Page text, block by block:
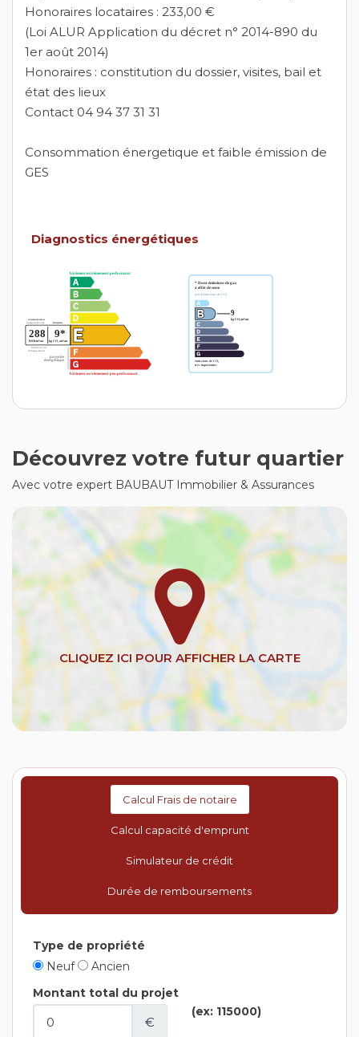
Honoraires locataires : 233,00 €
(Loi ALUR Application du décret n° 2014-890 du
1er août 2014)
Honoraires : constitution du dossier, visites, bail et
état des lieux
Contact 04 94 37 31 31
Consommation énergetique et faible émission de
GES
Diagnostics énergétiques
Découvrez votre futur quartier
Avec votre expert BAUBAUT Immobilier & Assurances
Calcul Frais de notaire
Calcul capacité d'emprunt
Simulateur de crédit
Durée de remboursements